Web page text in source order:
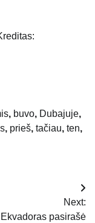
, buvo, Dubajuje,
, prieš, tačiau, ten,
Next:
pasirašė